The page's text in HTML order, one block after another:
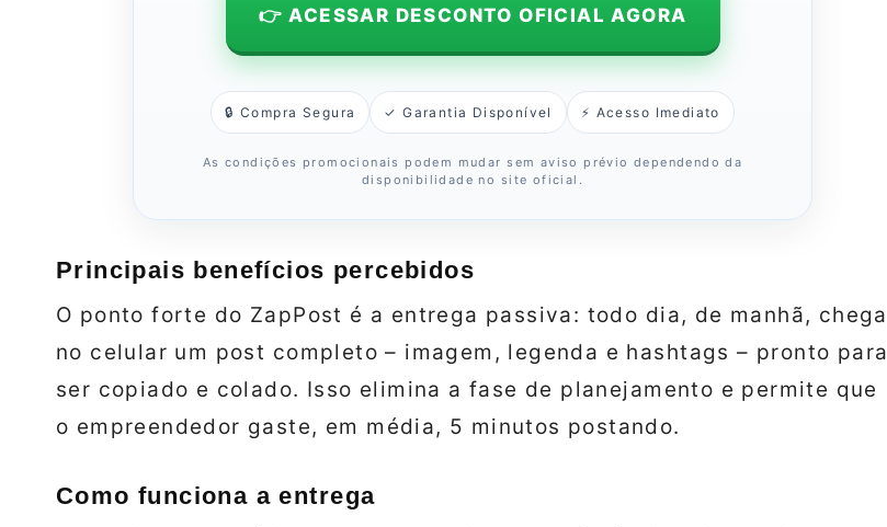
👉 ACESSAR DESCONTO OFICIAL AGORA
🔒 Compra Segura ✓ Garantia Disponível ⚡ Acesso Imediato
As condições promocionais podem mudar sem aviso prévio dependendo da
disponibilidade no site oficial.
Principais benefícios percebidos
O ponto forte do ZapPost é a entrega passiva: todo dia, de manhã, chega
no celular um post completo – imagem, legenda e hashtags – pronto para
ser copiado e colado. Isso elimina a fase de planejamento e permite que
o empreendedor gaste, em média, 5 minutos postando.
Como funciona a entrega